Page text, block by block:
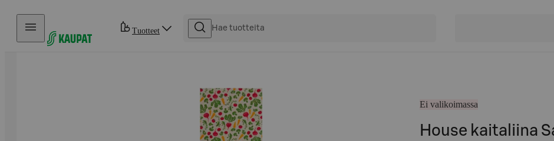
Hyppää sisältöön
Tuotteet
Ei valikoimassa
House kaitaliina